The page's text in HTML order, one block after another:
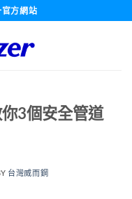
方網站
3個安全管道
台灣威而鋼